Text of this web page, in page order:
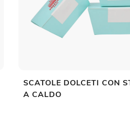
SCATOLE DOLCETI CON
A CALDO